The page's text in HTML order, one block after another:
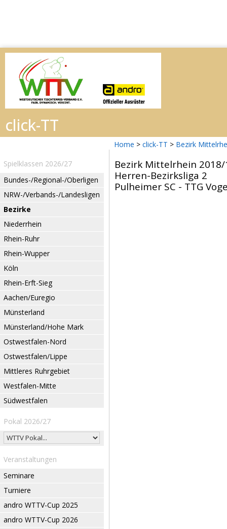
Home > click-TT > Bezirk
Spielklassen 2026/27
Bundes-/Regional-/Oberligen
NRW-/Verbands-/Landesligen
Bezirke
Niederrhein
Rhein-Ruhr
Rhein-Wupper
Köln
Rhein-Erft-Sieg
Aachen/Euregio
Münsterland
Münsterland/Hohe Mark
Ostwestfalen-Nord
Ostwestfalen/Lippe
Mittleres Ruhrgebiet
Westfalen-Mitte
Südwestfalen
Pokal 2026/27
Veranstaltungen
Seminare
Turniere
andro WTTV-Cup 2025
andro WTTV-Cup 2026
Bezirk Mittelrhein 2018/
Herren-Bezirksliga 2
Pulheimer SC - TTG